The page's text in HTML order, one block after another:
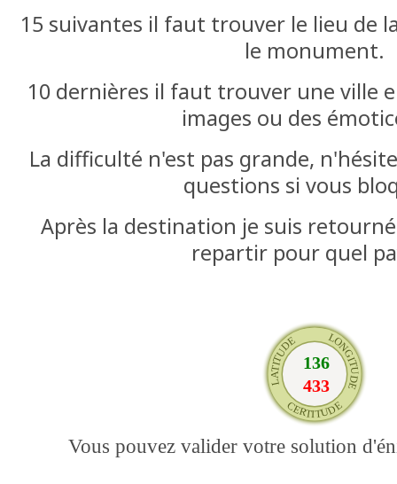
15 suivantes il faut trouver le lieu de
le monument.
10 dernières il faut trouver une ville
images ou des
La difficulté n'est pas grande,
questions si vous
Après la destination je suis
repartir pour quel
Vous pouvez valider votre solution